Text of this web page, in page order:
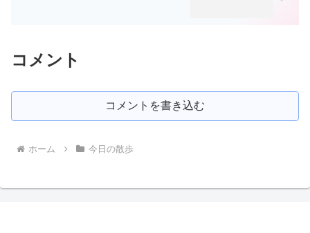
コメント
コメントを書き込む
ホーム 今日の散歩